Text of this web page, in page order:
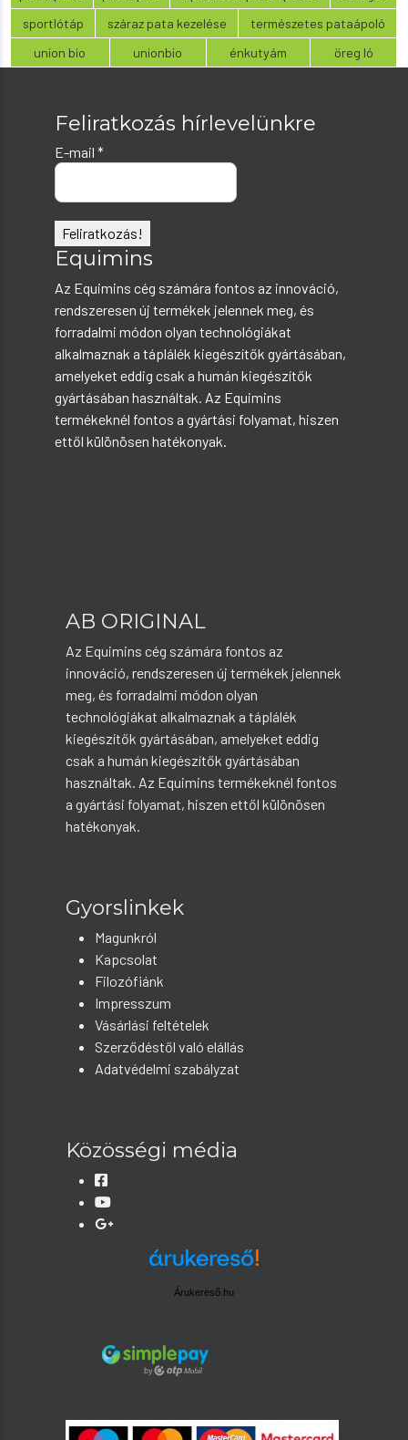
sportlótáp
száraz pata kezelése
természetes pataápoló
union bio
unionbio énkutyám öreg ló
Feliratkozás hírlevelünkre
E-mail *
Equimins
Az Equimins cég számára fontos az innováció,
rendszeresen új termékek jelennek meg, és
forradalmi módon olyan technológiákat
alkalmaznak a táplálék kiegészítők gyártásában,
amelyeket eddig csak a humán kiegészítők
gyártásában használtak. Az Equimins
termékeknél fontos a gyártási folyamat, hiszen
ettől különösen hatékonyak.
AB ORIGINAL
Az Equimins cég számára fontos az
innováció, rendszeresen új termékek jelennek
meg, és forradalmi módon olyan
technológiákat alkalmaznak a táplálék
kiegészítők gyártásában, amelyeket eddig
csak a humán kiegészítők gyártásában
használtak. Az Equimins termékeknél fontos
a gyártási folyamat, hiszen ettől különösen
hatékonyak.
Gyorslinkek
Magunkról
Kapcsolat
Filozófiánk
Impresszum
Vásárlási feltételek
Szerződéstől való elállás
Adatvédelmi szabályzat
Közösségi média
Árukereső.hu